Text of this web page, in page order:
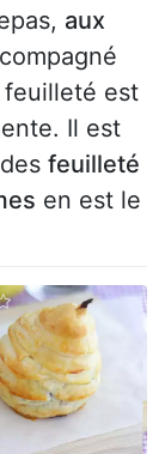
aux
feuilleté est
Il est
feuilleté
en est le